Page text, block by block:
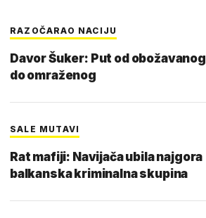
RAZOČARAO NACIJU
Davor Šuker: Put od obožavanog
do omraženog
SALE MUTAVI
Rat mafiji: Navijača ubila najgora
balkanska kriminalna skupina